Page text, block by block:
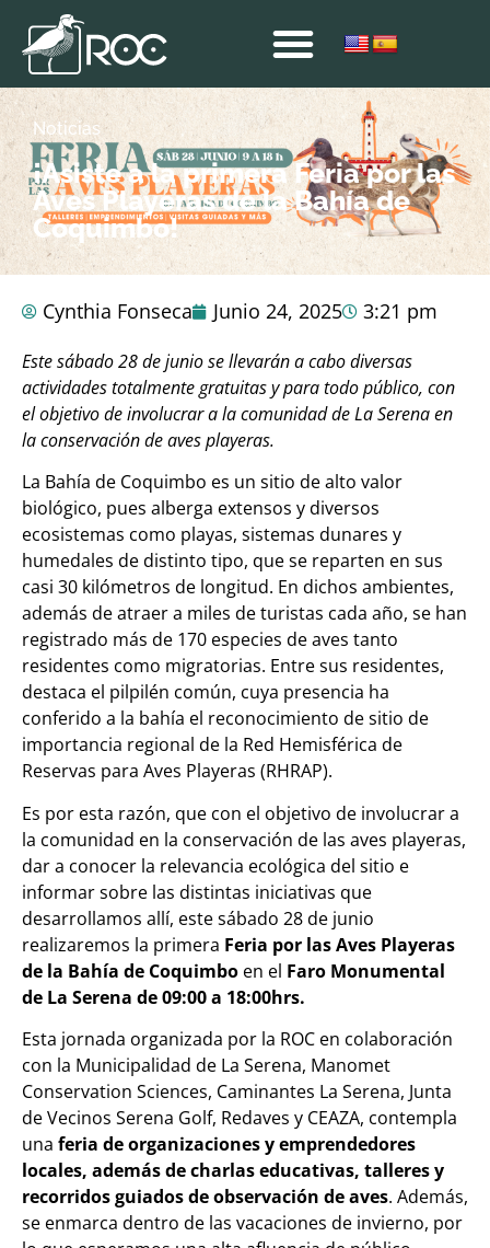
Noticias
¡Asiste a la primera Feria por las
Aves Playeras de la Bahía de
Coquimbo!
Cynthia Fonseca Junio 24, 2025 3:21 pm
Este sábado 28 de junio se llevarán a cabo diversas
actividades totalmente gratuitas y para todo público, con
el objetivo de involucrar a la comunidad de La Serena en
la conservación de aves playeras.
La Bahía de Coquimbo es un sitio de alto valor
biológico, pues alberga extensos y diversos
ecosistemas como playas, sistemas dunares y
humedales de distinto tipo, que se reparten en sus
casi 30 kilómetros de longitud. En dichos ambientes,
además de atraer a miles de turistas cada año, se han
registrado más de 170 especies de aves tanto
residentes como migratorias. Entre sus residentes,
destaca el pilpilén común, cuya presencia ha
conferido a la bahía el reconocimiento de sitio de
importancia regional de la Red Hemisférica de
Reservas para Aves Playeras (RHRAP).
Es por esta razón, que con el objetivo de involucrar a
la comunidad en la conservación de las aves playeras,
dar a conocer la relevancia ecológica del sitio e
informar sobre las distintas iniciativas que
desarrollamos allí, este sábado 28 de junio
realizaremos la primera Feria por las Aves Playeras
de la Bahía de Coquimbo en el Faro Monumental
de La Serena de 09:00 a 18:00hrs.
Esta jornada organizada por la ROC en colaboración
con la Municipalidad de La Serena, Manomet
Conservation Sciences, Caminantes La Serena, Junta
de Vecinos Serena Golf, Redaves y CEAZA, contempla
una feria de organizaciones y emprendedores
locales, además de charlas educativas, talleres y
recorridos guiados de observación de aves. Además,
se enmarca dentro de las vacaciones de invierno, por